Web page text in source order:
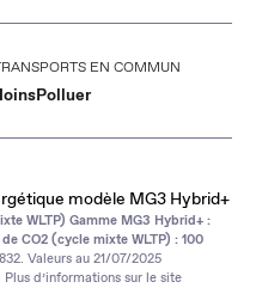
EN COMMUN
modèle MG3 Hybrid+
WLTP) Gamme MG3 Hybrid+ :
CO2 (cycle mixte WLTP) : 100
Valeurs au 21/07/2025
d’informations sur le site